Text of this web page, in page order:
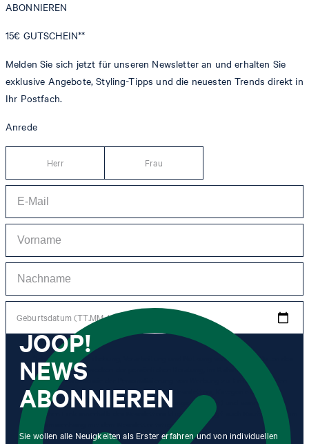
ABONNIEREN
15€ GUTSCHEIN**
Melden Sie sich jetzt für unseren Newsletter an und erhalten Sie
exklusive Angebote, Styling-Tipps und die neuesten Trends direkt in
Ihr Postfach.
Anrede
Herr Frau
Geburtsdatum (TT.MM.JJJJ)
*Ich stimme der Erhebung, Verarbeitung und Nutzung von Tracking-Daten des
Newsletters zu Zwecken der persönlichen Beratung, im Rahmen des
Kundenservice sowie der Personalisierung von Werbung zu. Erhoben werden
Informationen zum Newsletter (Name des Newsletters, Kategorie des
Newsletters, Zeitpunkt des Versands, Öffnungszeitpunkt) und wann ich auf
welchen Link innerhalb des Newsletters klicke sowie ggf. auch Käufe, die ich im
Zusammenhang mit dem Newsletter tätige.
JOOP!
NEWS
ABONNIEREN
Sie wollen alle Neuigkeiten als Erster erfahren und von individuellen